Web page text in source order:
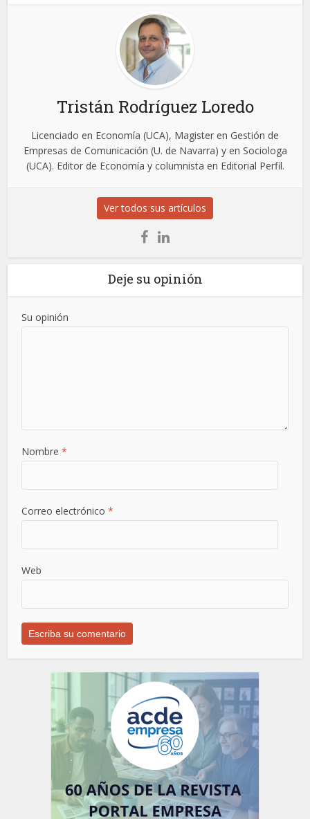
Tristán Rodríguez Loredo
Licenciado en Economía (UCA), Magister en Gestión de
Empresas de Comunicación (U. de Navarra) y en Sociologa
(UCA). Editor de Economía y columnista en Editorial Perfil.
Ver todos sus artículos
Deje su opinión
Su opinión
Nombre*
Correo electrónico*
Web